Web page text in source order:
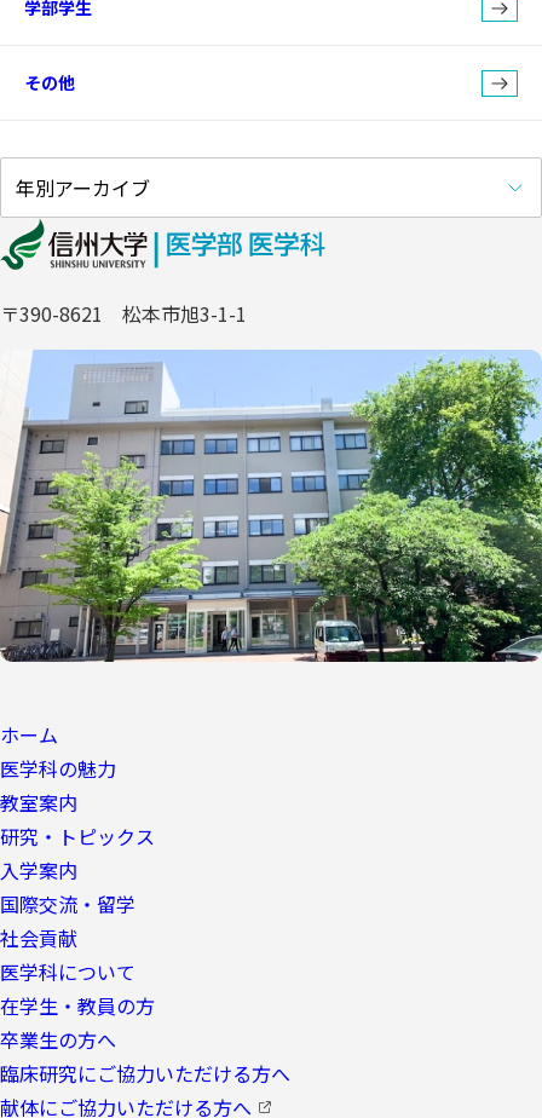
学部学生
その他
〒390-8621 松本市旭3-1-1
ホーム
医学科の魅力
教室案内
研究・トピックス
入学案内
国際交流・留学
社会貢献
医学科について
在学生・教員の方
卒業生の方へ
臨床研究にご協力いただける方へ
献体にご協力いただける方へ